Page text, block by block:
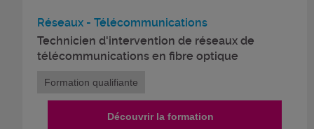
Réseaux - Télécommunications
Technicien d'intervention de réseaux de
télécommunications en fibre optique
Formation qualifiante
Découvrir la formation